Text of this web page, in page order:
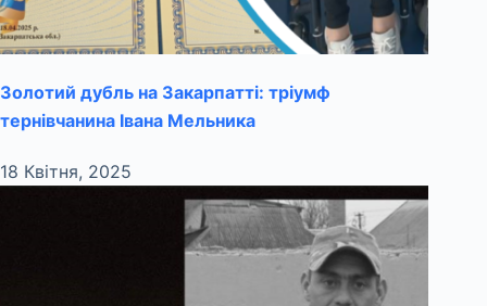
Золотий дубль на Закарпатті: тріумф
тернівчанина Івана Мельника
18 Квітня, 2025